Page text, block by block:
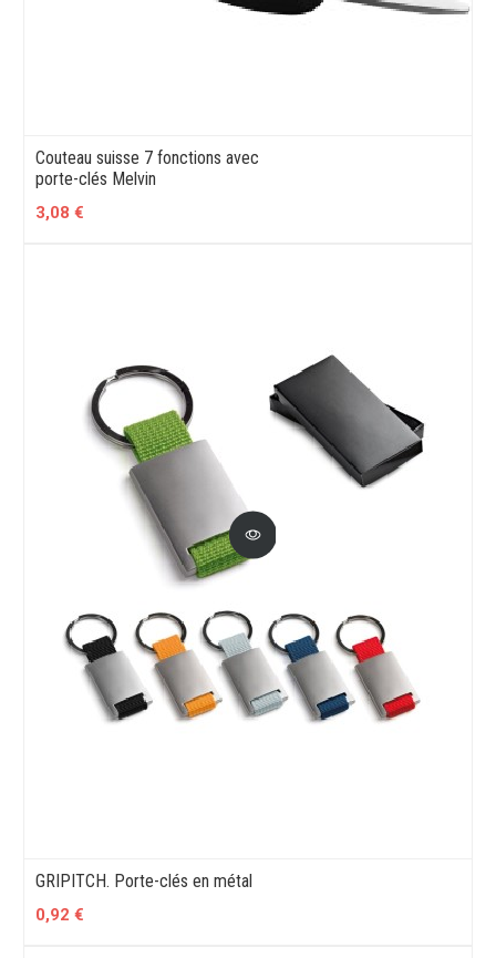
Couteau suisse 7 fonctions avec
porte-clés Melvin
3,08 €
GRIPITCH. Porte-clés en métal
0,92 €